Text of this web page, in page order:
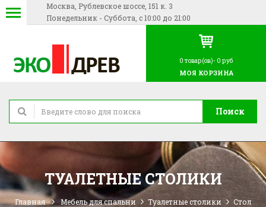
Москва, Рублевское шоссе, 151 к. 3
Понедельник - Суббота, с 10:00 до 21:00
Поиск
0 товар(ов)- 0 руб
МОЯ КОРЗИНА
ТУАЛЕТНЫЕ СТОЛИКИ
Главная Мебель для спальни Туалетные столики
Стол